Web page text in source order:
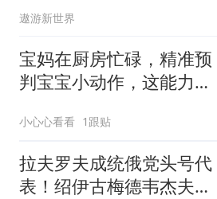
遨游新世界
宝妈在厨房忙碌，精准预
判宝宝小动作，这能力满
小心心看看 1跟贴
拉夫罗夫成统俄党头号代
表！绍伊古梅德韦杰夫双